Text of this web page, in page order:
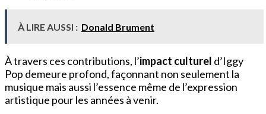
À LIRE AUSSI : Donald Brument
À travers ces contributions, l’impact culturel d’Iggy
Pop demeure profond, façonnant non seulement la
musique mais aussi l’essence même de l’expression
artistique pour les années à venir.